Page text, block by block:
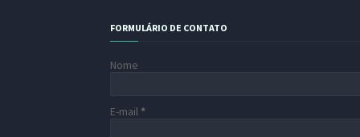
FORMULÁRIO DE CONTATO
Nome
E-mail *